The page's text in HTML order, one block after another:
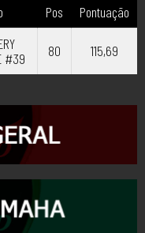
Pos Pontuação
#39
80 115,69